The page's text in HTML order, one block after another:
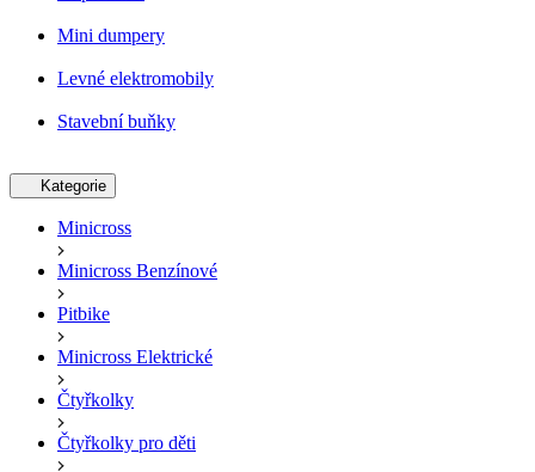
Mini dumpery
Levné elektromobily
Stavební buňky
Kategorie
Minicross
Minicross Benzínové
Pitbike
Minicross Elektrické
Čtyřkolky
Čtyřkolky pro děti